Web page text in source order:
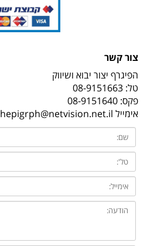
צור קשר
הפיגרף יצור יבוא ושיווק
טל: 08-9151663
פקס: 08-9151640
אימייל hepigrph@netvision.net.il